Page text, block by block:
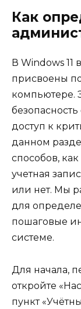
Как
В Windows 11
присвоены
компьютере.
доступ к
данном
способов,
учетная
или нет. Мы
для
пошаговые
системе.
Для начала,
откройте
пункт